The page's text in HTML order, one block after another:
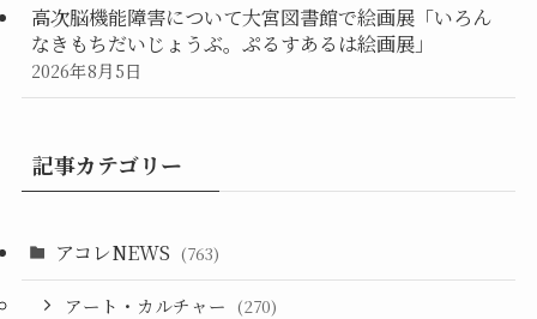
高次脳機能障害について大宮図書館で絵画展「いろん
なきもちだいじょうぶ。ぷるすあるは絵画展」
2026年8月5日
記事カテゴリー
アコレNEWS (763)
アート・カルチャー (270)